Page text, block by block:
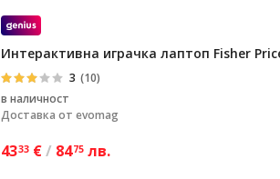
Интерактивна играчка лаптоп Fisher
3 (10)
в наличност
Доставка от evomag
4333 €/ 8475 лв.